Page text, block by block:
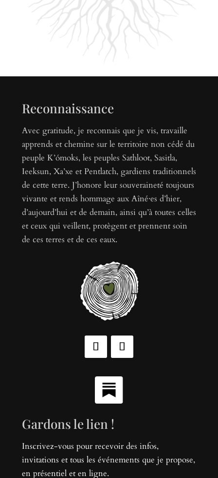
Reconnaissance
Avec gratitude, je reconnais que je vis, travaille
apprends et chemine sur le territoire non cédé du
peuple K’ómoks, les peuples Sathloot, Sasitla,
Ieeksun, Xa’xe et Pentlatch, gardiens traditionnels
de cette terre. J’honore leur souveraineté toujours
vivante et rends hommage aux Aîné·es d’hier,
d’aujourd’hui et de demain, ainsi qu’à toutes celles
et ceux qui veillent, protègent et prennent soin
de ces terres et de ces eaux.
Gardons le lien !
Inscrivez-vous pour recevoir des infos,
invitations et tous les événements que je propose,
en présentiel et en ligne.